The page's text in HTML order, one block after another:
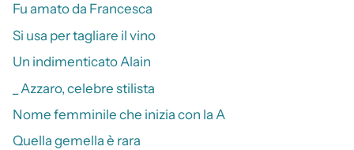
Fu amato da Francesca
Si usa per tagliare il vino
Un indimenticato Alain
_ Azzaro, celebre stilista
Nome femminile che inizia con la A
Quella gemella è rara